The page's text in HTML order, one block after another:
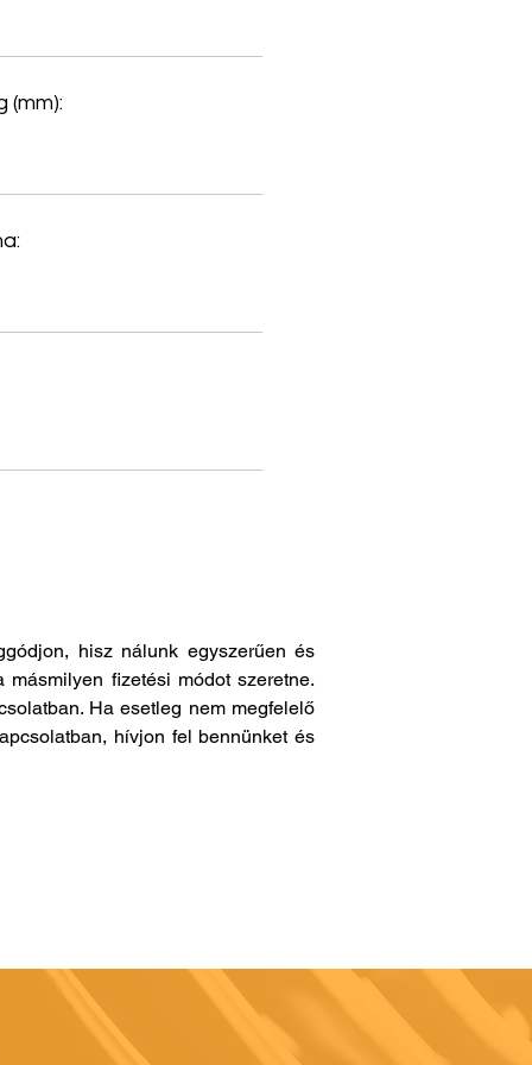
(mm):
hisz nálunk egyszerűen és
fizetési módot szeretne.
Ha esetleg nem megfelelő
hívjon fel bennünket és